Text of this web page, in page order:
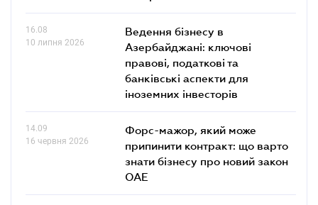
16.08
10 липня 2026
Ведення бізнесу в
Азербайджані: ключові
правові, податкові та
банківські аcпекти для
іноземних інвесторів
14.09
16 червня 2026
Форс-мажор, який може
припинити контракт: що варто
знати бізнесу про новий закон
ОАЕ